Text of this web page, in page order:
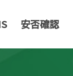
安否確認